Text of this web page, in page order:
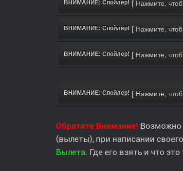
ВНИМАНИЕ: Спойлер!
ВНИМАНИЕ: Спойлер!
ВНИМАНИЕ: Спойлер!
ВНИМАНИЕ: Спойлер!
Обратите Внимание! Возможно
(вылеты), при написании
Вылета. Где его взять и что